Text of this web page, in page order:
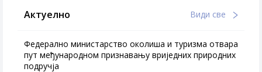
Актуелно Види све
Федерално министарство околиша и туризма отвара
пут међународном признавању вриједних природних
подручја